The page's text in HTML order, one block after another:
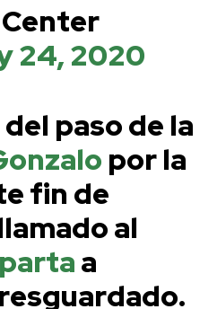
24, 2020
paso de la
por la
fin de
al
a